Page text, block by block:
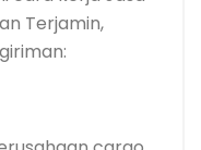
Terjamin,